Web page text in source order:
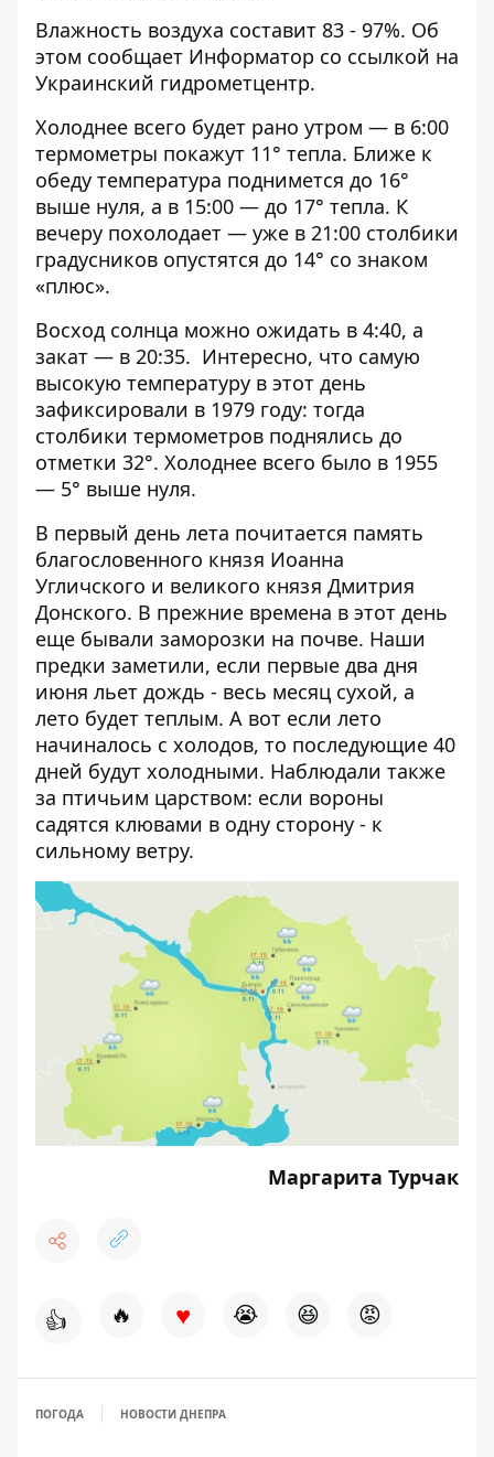
Влажность воздуха составит 83 - 97%. Об
этом сообщает Информатор со ссылкой на
Украинский гидрометцентр.
Холоднее всего будет рано утром — в 6:00
термометры покажут 11° тепла. Ближе к
обеду температура поднимется до 16°
выше нуля, а в 15:00 — до 17° тепла. К
вечеру похолодает — уже в 21:00 столбики
градусников опустятся до 14° со знаком
«плюс».
Восход солнца можно ожидать в 4:40, а
закат — в 20:35. Интересно, что самую
высокую температуру в этот день
зафиксировали в 1979 году: тогда
столбики термометров поднялись до
отметки 32°. Холоднее всего было в 1955
— 5° выше нуля.
В первый день лета почитается память
благословенного князя Иоанна
Угличского и великого князя Дмитрия
Донского. В прежние времена в этот день
еще бывали заморозки на почве. Наши
предки заметили, если первые два дня
июня льет дождь - весь месяц сухой, а
лето будет теплым. А вот если лето
начиналось с холодов, то последующие 40
дней будут холодными. Наблюдали также
за птичьим царством: если вороны
садятся клювами в одну сторону - к
сильному ветру.
Маргарита Турчак
👍 🔥 ♥ 😭 😆 😡
ПОГОДА НОВОСТИ ДНЕПРА